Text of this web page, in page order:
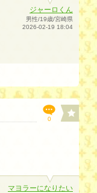
ジャーロくん
男性/19歳/宮崎県
2026-02-19 18:04
0
マヨラーになりたい